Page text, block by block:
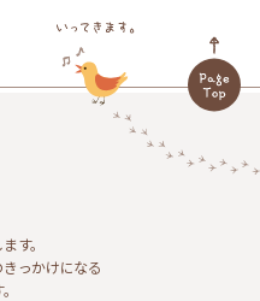
す。
っかけになる